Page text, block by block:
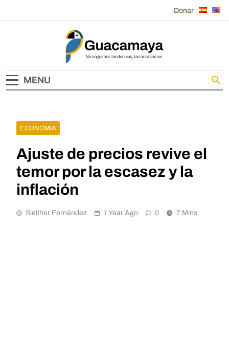
Donar
Guacamaya
MENU
ECONOMÍA
Ajuste de precios revive el
temor por la escasez y la
inflación
Sleither Fernández 1 Year Ago 0 7 Mins